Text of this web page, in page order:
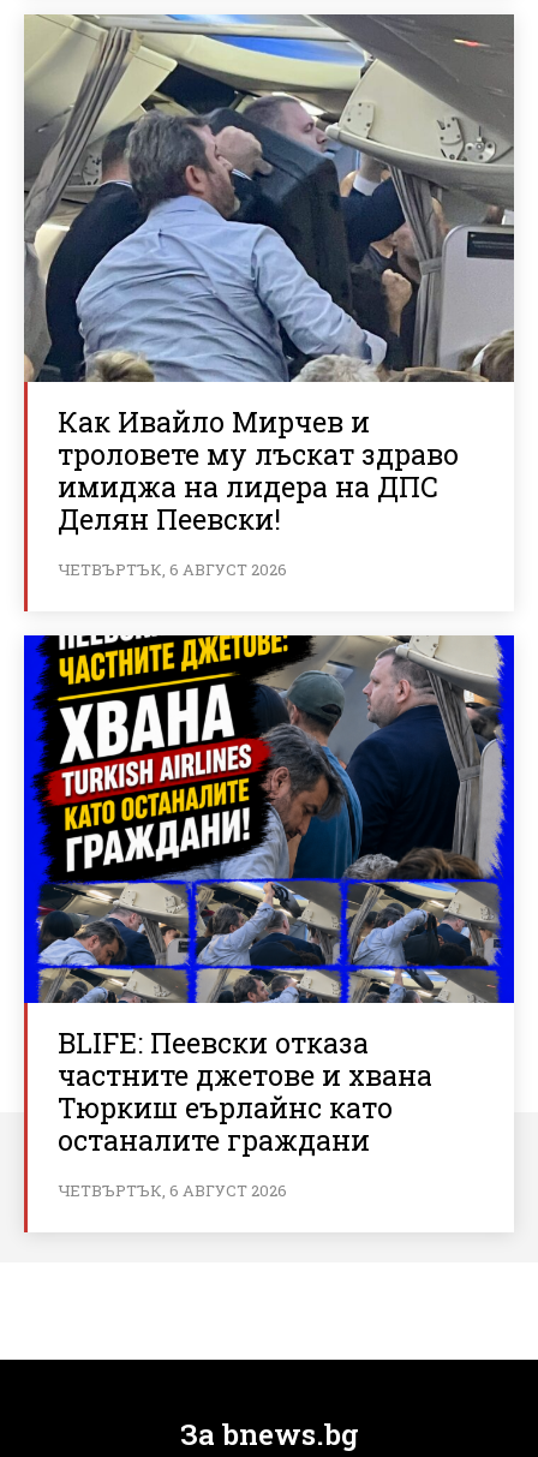
Как Ивайло Мирчев и
троловете му лъскат здраво
имиджа на лидера на ДПС
Делян Пеевски!
ЧЕТВЪРТЪК, 6 АВГУСТ 2026
BLIFE: Пеевски отказа
частните джетове и хвана
Тюркиш еърлайнс като
останалите граждани
ЧЕТВЪРТЪК, 6 АВГУСТ 2026
За bnews.bg